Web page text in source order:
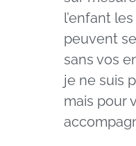
l’enfant
peuvent
sans vos
je ne suis
mais pour